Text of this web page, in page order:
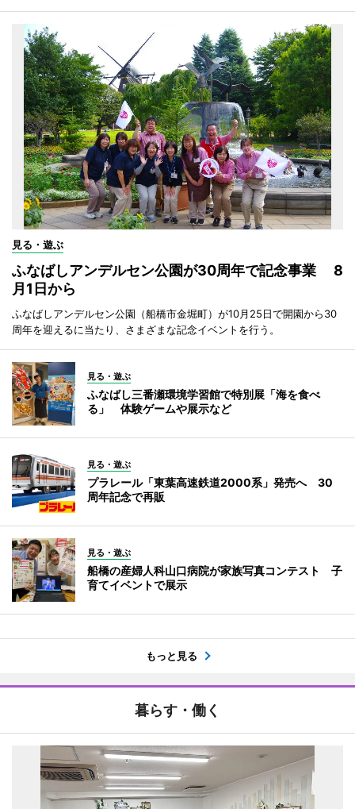
見る・遊ぶ
ふなばしアンデルセン公園が30周年で記念事業 8
月1日から
ふなばしアンデルセン公園（船橋市金堀町）が10月25日で開園から30
周年を迎えるに当たり、さまざまな記念イベントを行う。
見る・遊ぶ
ふなばし三番瀬環境学習館で特別展「海を食べ
る」 体験ゲームや展示など
見る・遊ぶ
プラレール「東葉高速鉄道2000系」発売へ 30
周年記念で再販
見る・遊ぶ
船橋の産婦人科山口病院が家族写真コンテスト 子
育てイベントで展示
もっと見る
暮らす・働く